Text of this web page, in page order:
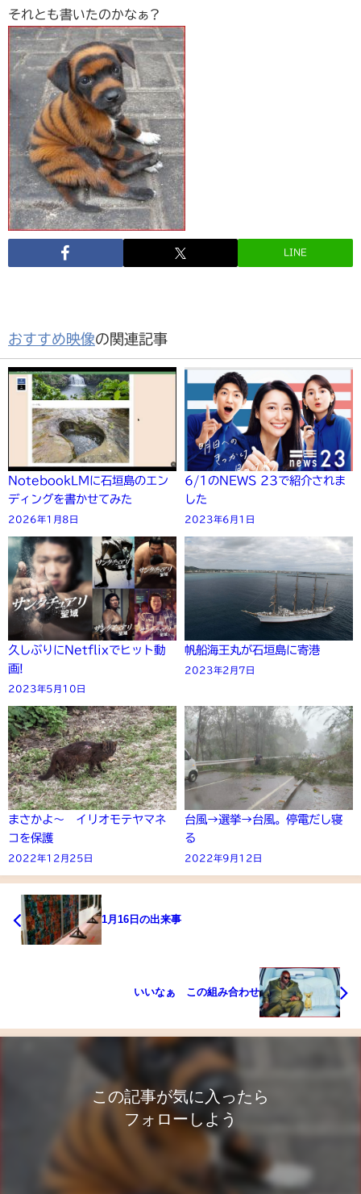
それとも書いたのかなぁ?
LINE
おすすめ映像の関連記事
NotebookLMに石垣島のエン
ディングを書かせてみた
2026年1月8日
6/1のNEWS 23で紹介されま
した
2023年6月1日
久しぶりにNetflixでヒット動
画!
2023年5月10日
帆船海王丸が石垣島に寄港
2023年2月7日
まさかよ～ イリオモテヤマネ
コを保護
2022年12月25日
台風→選挙→台風。停電だし寝
る
2022年9月12日
1月16日の出来事
いいなぁ この組み合わせ
この記事が気に入ったら
フォローしよう